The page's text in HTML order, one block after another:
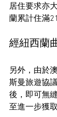
居住要求亦
蘭累計住滿
經紐西蘭
另外，由於
斯曼旅遊協
後，即可無
至進一步獲